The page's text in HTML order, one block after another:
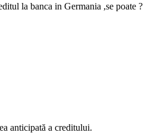
la banca in Germania ,se poate ?
anticipată a creditului.